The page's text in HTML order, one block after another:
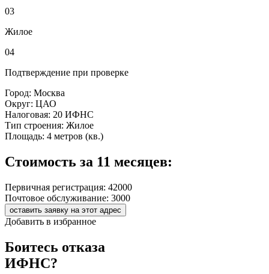
03
Жилое
04
Подтверждение при проверке
Город: Москва
Округ: ЦАО
Налоговая: 20 ИФНС
Тип строения: Жилое
Площадь: 4 метров (кв.)
Стоимость за 11 месяцев:
Первичная регистрация: 42000
Почтовое обслуживание: 3000
оставить заявку на этот адрес
Добавить в избранное
Боитесь отказа
ИФНС?